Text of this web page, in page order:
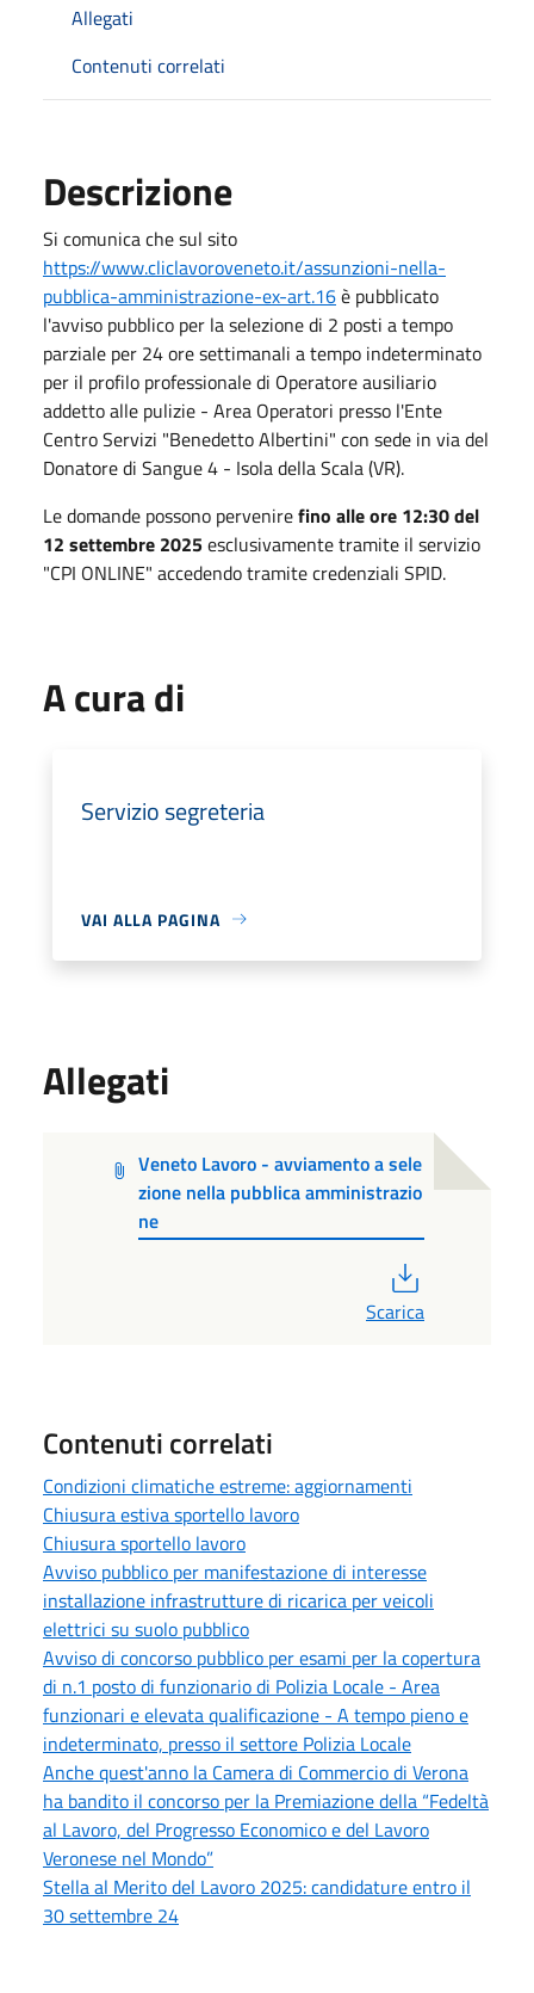
Allegati
Contenuti correlati
Descrizione
Si comunica che sul sito
https://www.cliclavoroveneto.it/assunzioni-nella-
pubblica-amministrazione-ex-art.16è pubblicato
l'avviso pubblico per la selezione di 2 posti a tempo
parziale per 24 ore settimanali a tempo indeterminato
per il profilo professionale di Operatore ausiliario
addetto alle pulizie - Area Operatori presso l'Ente
Centro Servizi "Benedetto Albertini" con sede in via del
Donatore di Sangue 4 - Isola della Scala (VR).
Le domande possono pervenirefino alle ore 12:30 del
12 settembre 2025esclusivamente tramite il servizio
"CPI ONLINE" accedendo tramite credenziali SPID.
A cura di
Servizio segreteria
VAI ALLA PAGINA
Allegati
Veneto Lavoro - avviamento a sele
zione nella pubblica amministrazio
ne
Scarica
Contenuti correlati
Condizioni climatiche estreme: aggiornamenti
Chiusura estiva sportello lavoro
Chiusura sportello lavoro
Avviso pubblico per manifestazione di interesse
installazione infrastrutture di ricarica per veicoli
elettrici su suolo pubblico
Avviso di concorso pubblico per esami per la copertura
di n.1 posto di funzionario di Polizia Locale - Area
funzionari e elevata qualificazione - A tempo pieno e
indeterminato, presso il settore Polizia Locale
Anche quest'anno la Camera di Commercio di Verona
ha bandito il concorso per la Premiazione della “Fedeltà
al Lavoro, del Progresso Economico e del Lavoro
Veronese nel Mondo”
Stella al Merito del Lavoro 2025: candidature entro il
30 settembre 24